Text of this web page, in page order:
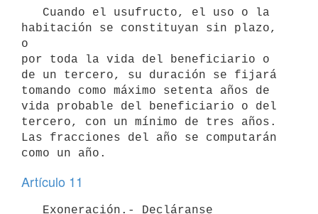
habitación se constituyan sin plazo,
o
por toda la vida del beneficiario o
de un tercero, su duración se fijará
tomando como máximo setenta años de
vida probable del beneficiario o del
tercero, con un mínimo de tres años.
Las fracciones del año se computarán
Artículo 11